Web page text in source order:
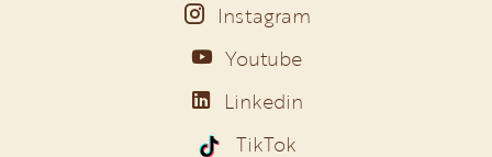
Instagram
Youtube
Linkedin
TikTok